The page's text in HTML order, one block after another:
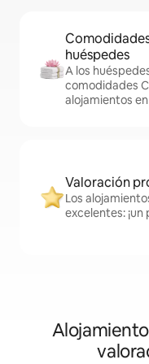
huéspedes
A los
comodidades
alojamientos
Valoración
Los
excelentes: